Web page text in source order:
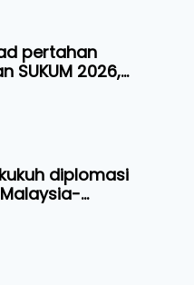
pertahan
SUKUM 2026,
emas
diplomasi
melalui Narasi